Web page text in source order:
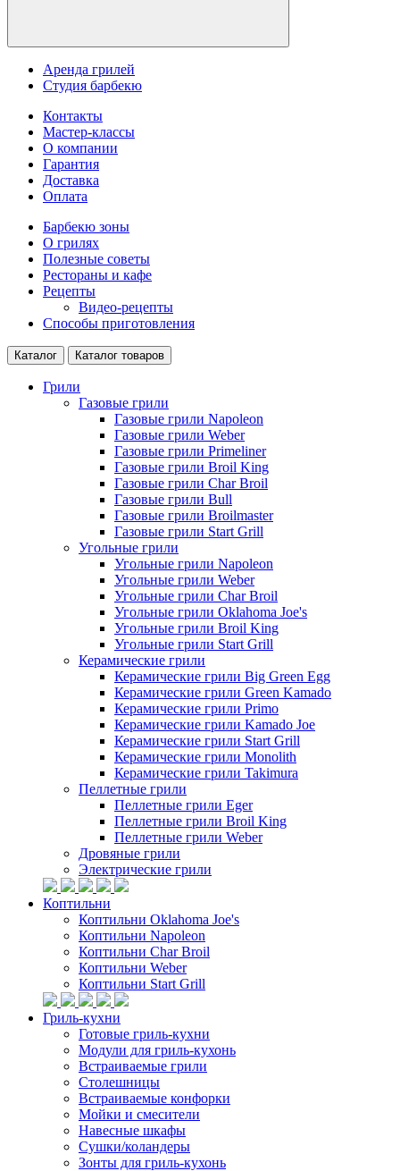
Аренда грилей
Студия барбекю
Контакты
Мастер-классы
О компании
Гарантия
Доставка
Оплата
Барбекю зоны
О грилях
Полезные советы
Рестораны и кафе
Рецепты
Видео-рецепты
Способы приготовления
Каталог Каталог товаров
Грили
Газовые грили
Газовые грили Napoleon
Газовые грили Weber
Газовые грили Primeliner
Газовые грили Broil King
Газовые грили Char Broil
Газовые грили Bull
Газовые грили Broilmaster
Газовые грили Start Grill
Угольные грили
Угольные грили Napoleon
Угольные грили Weber
Угольные грили Char Broil
Угольные грили Oklahoma Joe's
Угольные грили Broil King
Угольные грили Start Grill
Керамические грили
Керамические грили Big Green Egg
Керамические грили Green Kamado
Керамические грили Primo
Керамические грили Kamado Joe
Керамические грили Start Grill
Керамические грили Monolith
Керамические грили Takimura
Пеллетные грили
Пеллетные грили Eger
Пеллетные грили Broil King
Пеллетные грили Weber
Дровяные грили
Электрические грили
Коптильни
Коптильни Oklahoma Joe's
Коптильни Napoleon
Коптильни Char Broil
Коптильни Weber
Коптильни Start Grill
Гриль-кухни
Готовые гриль-кухни
Модули для гриль-кухонь
Встраиваемые грили
Столешницы
Встраиваемые конфорки
Мойки и смесители
Навесные шкафы
Сушки/коландеры
Зонты для гриль-кухонь